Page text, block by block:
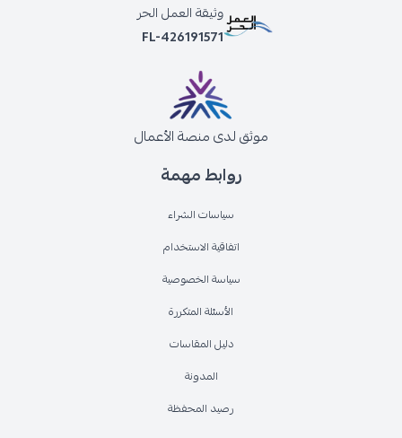
روابط مهمة
سياسات الشراء
اتفاقية الاستخدام
سياسة الخصوصية
الأسئلة المتكررة
دليل المقاسات
المدونة
رصيد المحفظة
وثيقة العمل الحر
FL-426191571
موثق لدى منصة الأعمال